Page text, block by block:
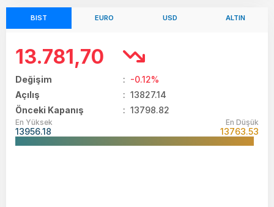
BIST EURO USD ALTIN
13.781,70
Değişim : -0.12%
Açılış
: 13827.14
Önceki Kapanış
: 13798.82
En Yüksek
13956.18
En Düşük
13763.53